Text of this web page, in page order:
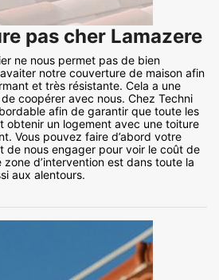
pas cher Lamazere
ne nous permet pas de bien
notre couverture de maison afin
et très résistante. Cela a une
coopérer avec nous. Chez Techni
afin de garantir que toute les
obtenir un logement avec une toiture
Vous pouvez faire d’abord votre
de nous engager pour voir le coût de
d’intervention est dans toute la
aux alentours.